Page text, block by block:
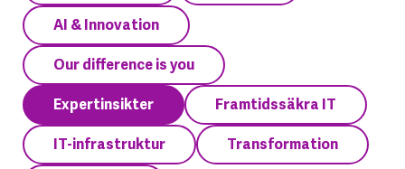
AI & Innovation
Our difference is you
Expertinsikter Framtidssäkra IT
IT-infrastruktur Transformation